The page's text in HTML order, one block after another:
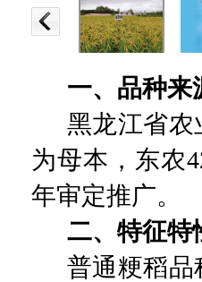
一、品种来
黑龙江省农
为母本，东农
年审定推广。
二、特征特
普通粳稻品